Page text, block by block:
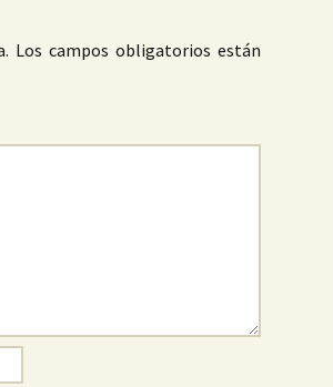
Los campos obligatorios están